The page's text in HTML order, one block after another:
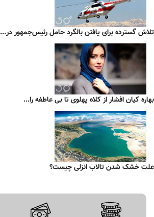
تلاش گسترده برای یافتن بالگرد حامل رئیس‌جمهور در...
بهاره کیان افشار از کلاه پهلوی تا بی عاطفه را...
علت خشک شدن تالاب انزلی چیست؟